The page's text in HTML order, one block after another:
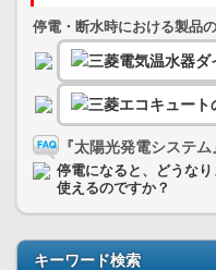
停電・断水時における製品
『太陽光発電システム
停電になると、どうな
使えるのですか？
キーワード検索